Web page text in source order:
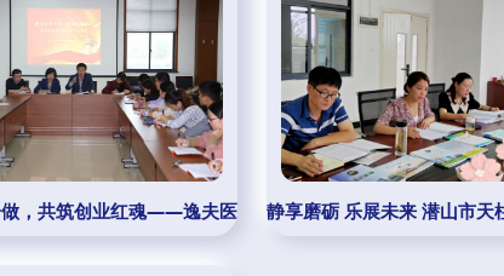
业集团调研
，共筑创业红魂——逸夫医院后勤支部开展主题党日侧记
静享磨砺 乐展未来 潜山市天